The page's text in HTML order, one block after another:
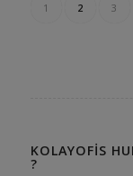
1 2 3
KOLAYOFIS
?